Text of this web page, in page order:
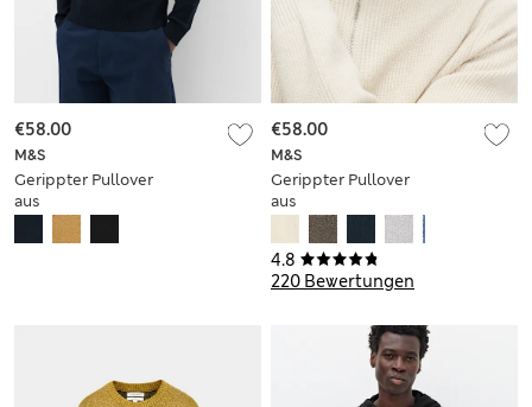
M&S
Gerippter Pullover
aus
Baumwollmischung
mit halbem
€58.00
4.8
220 Bewertungen
M&S
Gerippter Pullover
aus
Baumwollmischung
mit halbem
Reißverschluss
€58.00